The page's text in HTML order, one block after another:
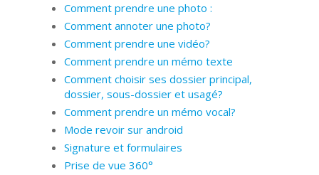
Comment prendre une photo :
Comment annoter une photo?
Comment prendre une vidéo?
Comment prendre un mémo texte
Comment choisir ses dossier principal,
dossier, sous-dossier et usagé?
Comment prendre un mémo vocal?
Mode revoir sur android
Signature et formulaires
Prise de vue 360°